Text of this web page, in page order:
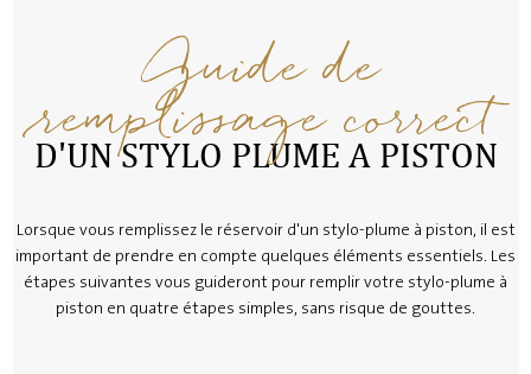
Guide de
remplissage correct
D'UN STYLO PLUME A PISTON
Lorsque vous remplissez le réservoir d'un stylo-plume à piston, il est
important de prendre en compte quelques éléments essentiels. Les
étapes suivantes vous guideront pour remplir votre stylo-plume à
piston en quatre étapes simples, sans risque de gouttes.